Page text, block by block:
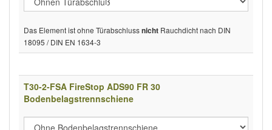
Das Element ist ohne Türabschlussnicht Rauchdicht nach DIN
18095 / DIN EN 1634-3
T30-2-FSA FireStop ADS90 FR 30
Bodenbelagstrennschiene